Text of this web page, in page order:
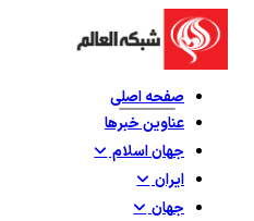
صفحه اصلی
عناوین خبرها
جهان اسلام
ایران
جهان